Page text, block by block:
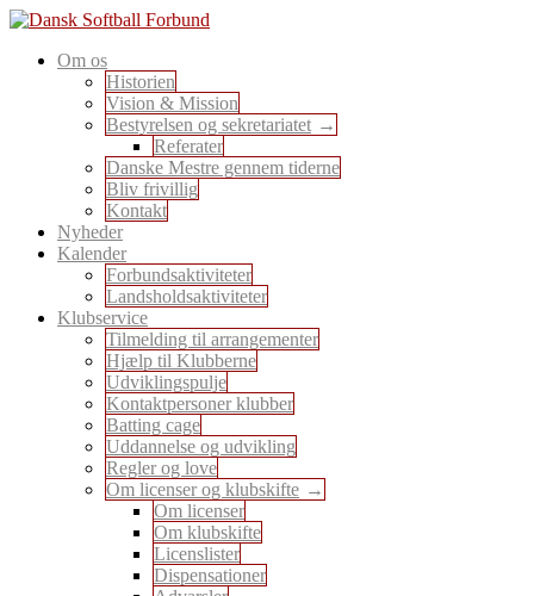
Skip
content
Dansk Softball Forbund
En sport for alle
Om os
Historien
Vision & Mission
Bestyrelsen og sekretariatet
Referater
Danske Mestre gennem tiderne
Bliv frivillig
Kontakt
Nyheder
Kalender
Forbundsaktiviteter
Landsholdsaktiviteter
Klubservice
Tilmelding til arrangementer
Hjælp til Klubberne
Udviklingspulje
Kontaktpersoner klubber
Batting cage
Uddannelse og udvikling
Regler og love
Om licenser og klubskifte
Om licenser
Om klubskifte
Licenslister
Dispensationer